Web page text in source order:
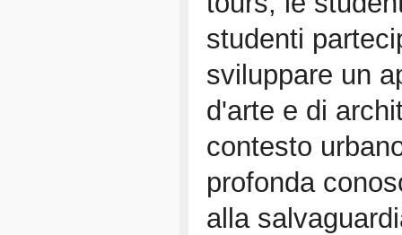
studenti
sviluppare un
d'arte e di
contesto
profonda
alla